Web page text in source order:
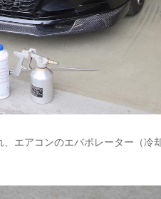
エアコンのエバポレーター（冷